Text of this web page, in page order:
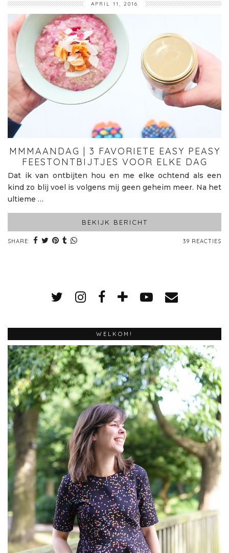
APRIL 11, 2016
MMMAANDAG | 3 FAVORIETE EASY PEASY
FEESTONTBIJTJES VOOR ELKE DAG
Dat ik van ontbijten hou en me elke ochtend als een
kind zo blij voel is volgens mij geen geheim meer. Na het
ultieme …
BEKIJK BERICHT
SHARE: 39 REACTIES
WELKOM!